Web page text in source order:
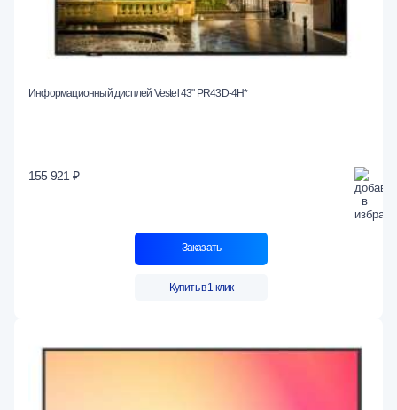
Информационный дисплей Vestel 43" PR43D-4H*
155 921 ₽
Заказать
Купить в 1 клик